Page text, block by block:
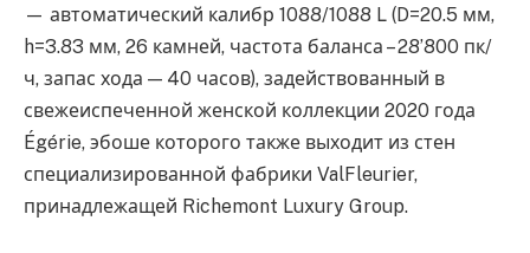
— автоматический калибр 1088/1088 L (D=20.5 мм,
h=3.83 мм, 26 камней, частота баланса – 28’800 пк/
ч, запас хода — 40 часов), задействованный в
свежеиспеченной женской коллекции 2020 года
Égérie, эбоше которого также выходит из стен
специализированной фабрики ValFleurier,
принадлежащей Richemont Luxury Group.